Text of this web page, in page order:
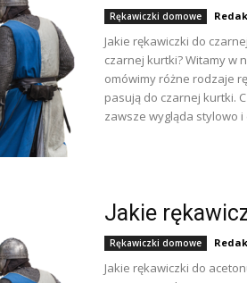
Rękawiczki domowe
Jakie rękawiczki do
czarnej kurtki? Witamy w
omówimy różne rodzaje
pasują do czarnej kurtki.
zawsze wygląda stylowo i
Jakie
Rękawiczki domowe
Jakie rękawiczki do